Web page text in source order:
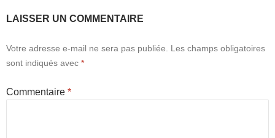
LAISSER UN COMMENTAIRE
Votre adresse e-mail ne sera pas publiée.
Les champs obligatoires
sont indiqués avec *
Commentaire *